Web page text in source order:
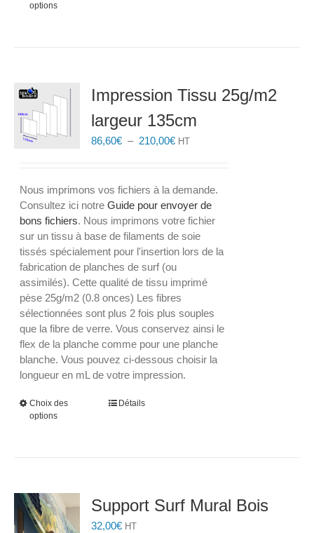
options
peuvent
être
choisies
sur
du
produit
Impression Tissu 25g/m2
largeur 135cm
86,60€ – 210,00€Plage
86,60€
à
210,00€
HT
Nous imprimons vos fichiers à la demande.
Consultez ici notreGuide pour envoyer de
bons fichiers. Nous imprimons votre fichier
sur un tissu à base de filaments de soie
tissés spécialement pour l'insertion lors de la
fabrication de planches de surf (ou
assimilés). Cette qualité de tissu imprimé
pèse 25g/m2 (0.8 onces) Les fibres
sélectionnées sont plus 2 fois plus souples
que la fibre de verre. Vous conservez ainsi le
flex de la planche comme pour une planche
blanche. Vous pouvez ci-dessous choisir la
longueur en mL de votre impression.
Choix des
options
Ce
peuvent
être
Détails
Support Surf Mural Bois
32,00€ HT